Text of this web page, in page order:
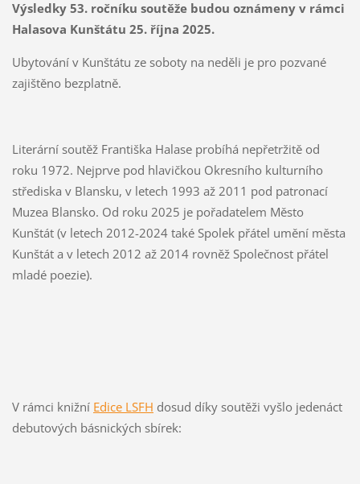
Výsledky 53. ročníku soutěže budou oznámeny v rámci
Halasova Kunštátu 25. října 2025.
Ubytování v Kunštátu ze soboty na neděli je pro pozvané
zajištěno bezplatně.
Literární soutěž Františka Halase probíhá nepřetržitě od
roku 1972. Nejprve pod hlavičkou Okresního kulturního
střediska v Blansku, v letech 1993 až 2011 pod patronací
Muzea Blansko. Od roku 2025 je pořadatelem Město
Kunštát (v letech 2012-2024 také Spolek přátel umění města
Kunštát a v letech 2012 až 2014 rovněž Společnost přátel
mladé poezie).
V rámci knižní Edice LSFH dosud díky soutěži vyšlo jedenáct
debutových básnických sbírek: